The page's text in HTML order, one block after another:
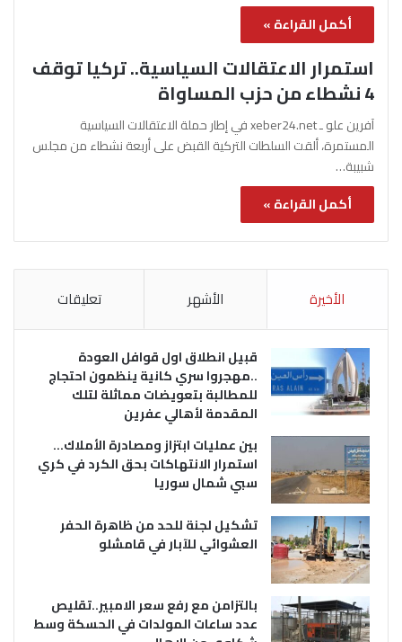
أكمل القراءة »
استمرار الاعتقالات السياسية.. تركيا توقف
4 نشطاء من حزب المساواة
آفرين علو ـ xeber24.net في إطار حملة الاعتقالات السياسية
المستمرة، ألقت السلطات التركية القبض على أربعة نشطاء من مجلس
شبيبة…
أكمل القراءة »
الأخيرة الأشهر تعليقات
قبيل انطلاق اول قوافل العودة
..مهجروا سري كانية ينظمون احتجاج
للمطالبة بتعويضات مماثلة لتلك
المقدمة لأهالي عفرين
بين عمليات ابتزاز ومصادرة الأملاك…
استمرار الانتهاكات بحق الكرد في كري
سبي شمال سوريا
تشكيل لجنة للحد من ظاهرة الحفر
العشوائي للآبار في قامشلو
بالتزامن مع رفع سعر الامبير..تقليص
عدد ساعات المولدات في الحسكة وسط